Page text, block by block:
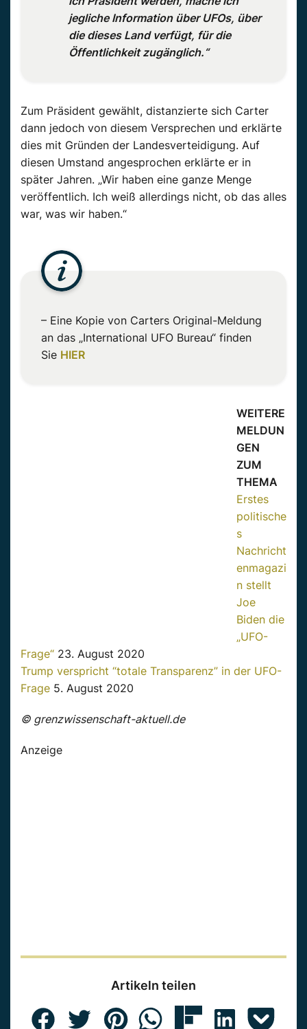
jegliche Information über UFOs, über
die dieses Land verfügt, für die
Öffentlichkeit zugänglich.“
Zum Präsident gewählt, distanzierte sich Carter
dann jedoch von diesem Versprechen und erklärte
dies mit Gründen der Landesverteidigung. Auf
diesen Umstand angesprochen erklärte er in
später Jahren. „Wir haben eine ganze Menge
veröffentlich. Ich weiß allerdings nicht, ob das alles
war, was wir haben.“
– Eine Kopie von Carters Original-Meldung
an das „International UFO Bureau“ finden
Sie HIER
WEITERE
MELDUN
GEN
ZUM
THEMA
Erstes
politische
s
Nachricht
enmagazi
n stellt
Joe
Biden die
„UFO-
Frage“ 23. August 2020
Trump verspricht “totale Transparenz” in der UFO-
Frage 5. August 2020
© grenzwissenschaft-aktuell.de
Anzeige
Artikeln teilen